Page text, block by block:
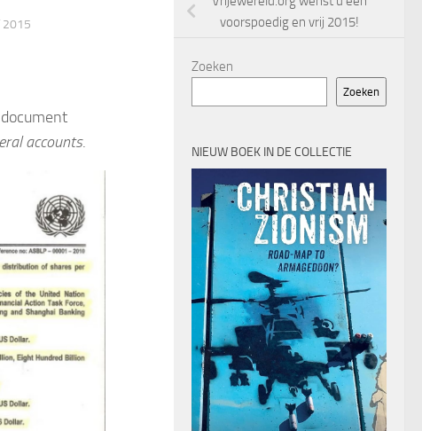
2015
document
accounts.
voorspoedig en vrij 2015!
Zoeken
Zoeken
NIEUW BOEK IN DE COLLECTIE